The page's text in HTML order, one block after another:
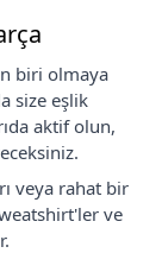
biri olmaya
size eşlik
aktif olun,
veya rahat bir
ve